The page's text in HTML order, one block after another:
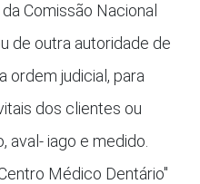
Comissão Nacional
de outra autoridade de
ordem judicial, para
dos clientes ou
iago e medido.
Médico Dentário"